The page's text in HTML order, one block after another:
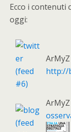
Ecco i contenuti
oggi:
http://